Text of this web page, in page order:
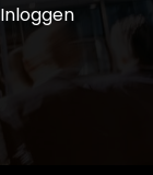
Inloggen